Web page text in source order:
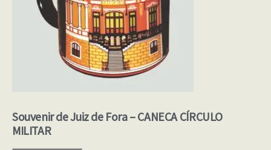
Souvenir de Juiz de Fora – CANECA CÍRCULO
MILITAR